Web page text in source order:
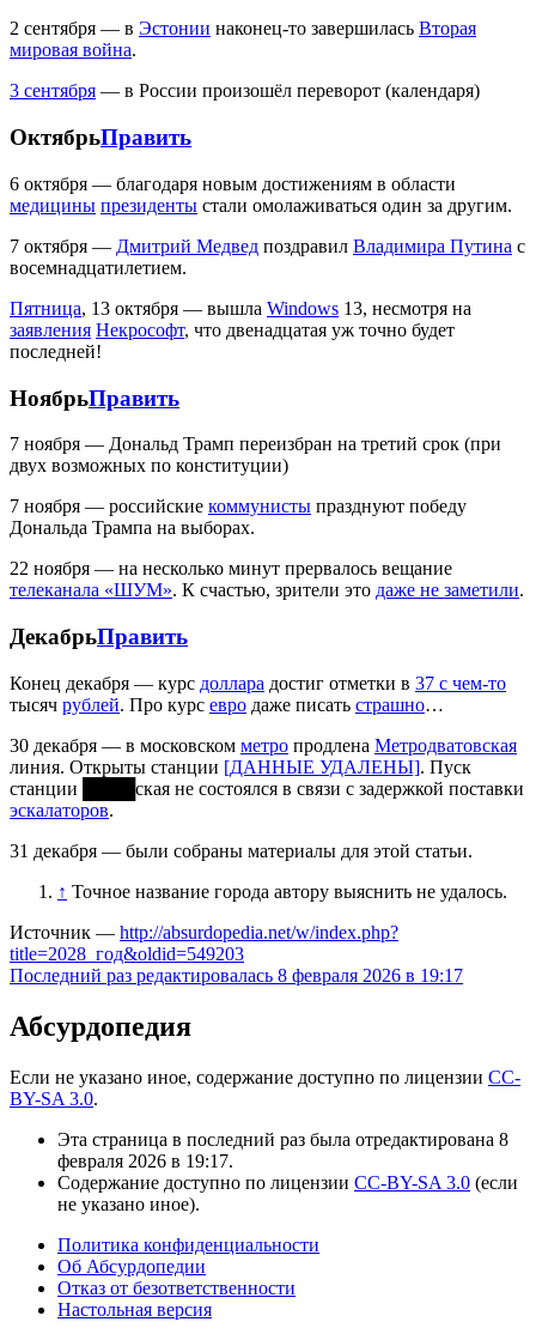
2 сентября — в Эстонии наконец-то завершилась Вторая
мировая война.
3 сентября — в России произошёл переворот (календаря)
ОктябрьПравить
6 октября — благодаря новым достижениям в области
медицины президенты стали омолаживаться один за другим.
7 октября — Дмитрий Медвед поздравил Владимира Путина с
восемнадцатилетием.
Пятница, 13 октября — вышла Windows 13, несмотря на
заявления Некрософт, что двенадцатая уж точно будет
последней!
НоябрьПравить
7 ноября — Дональд Трамп переизбран на третий срок (при
двух возможных по конституции)
7 ноября — российские коммунисты празднуют победу
Дональда Трампа на выборах.
22 ноября — на несколько минут прервалось вещание
телеканала «ШУМ». К счастью, зрители это даже не заметили.
ДекабрьПравить
Конец декабря — курс доллара достиг отметки в 37 с чем-то
тысяч рублей. Про курс евро даже писать страшно…
30 декабря — в московском метро продлена Метродватовская
линия. Открыты станции [ДАННЫЕ УДАЛЕНЫ]. Пуск
станции ████ская не состоялся в связи с задержкой поставки
эскалаторов.
31 декабря — были собраны материалы для этой статьи.
↑ Точное название города автору выяснить не удалось.
Источник — http://absurdopedia.net/w/index.php?
title=2028_год&oldid=549203
Последний раз редактировалась 8 февраля 2026 в 19:17
Абсурдопедия
Если не указано иное, содержание доступно по лицензии CC-
BY-SA 3.0.
Эта страница в последний раз была отредактирована 8
февраля 2026 в 19:17.
Содержание доступно по лицензии CC-BY-SA 3.0 (если
не указано иное).
Политика конфиденциальности
Об Абсурдопедии
Отказ от безответственности
Настольная версия